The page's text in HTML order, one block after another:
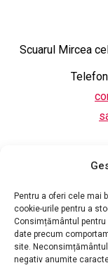
Pentru a oferi cele mai
cookie-urile pentru a
Consimțământul
date precum
site.
negativ anumite
Scuarul Mircea